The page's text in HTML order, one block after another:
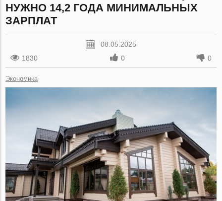
НУЖНО 14,2 ГОДА МИНИМАЛЬНЫХ
ЗАРПЛАТ
08.05.2025
1830
0 0
Экономика